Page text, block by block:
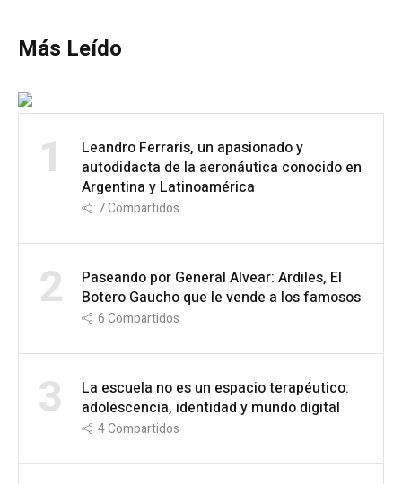
Más Leído
1
Leandro Ferraris, un apasionado y
autodidacta de la aeronáutica conocido en
Argentina y Latinoamérica
7Compartidos
2
Paseando por General Alvear: Ardiles, El
Botero Gaucho que le vende a los famosos
6Compartidos
3
La escuela no es un espacio terapéutico:
adolescencia, identidad y mundo digital
4Compartidos